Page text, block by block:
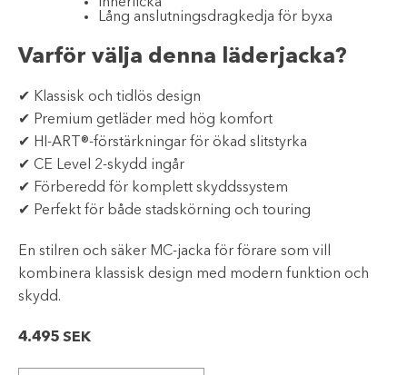
Lång anslutningsdragkedja för byxa
Varför välja denna läderjacka?
✔ Klassisk och tidlös design
✔ Premium getläder med hög komfort
✔ HI-ART®-förstärkningar för ökad slitstyrka
✔ CE Level 2-skydd ingår
✔ Förberedd för komplett skyddssystem
✔ Perfekt för både stadskörning och touring
En stilren och säker MC-jacka för förare som vill
kombinera klassisk design med modern funktion och
skydd.
4.495 SEK